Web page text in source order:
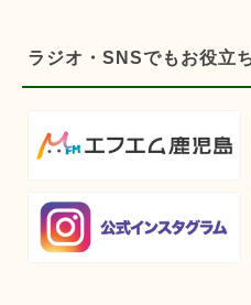
ラジオ・SNSでもお役立